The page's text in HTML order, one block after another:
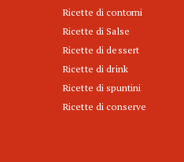
Ricette di contorni
Ricette di Salse
Ricette di dessert
Ricette di drink
Ricette di spuntini
Ricette di conserve